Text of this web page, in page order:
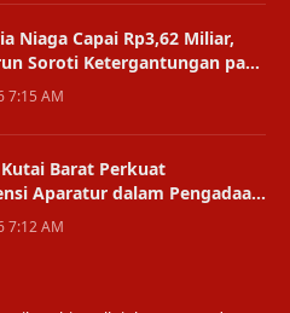
Niaga Capai Rp3,62 Miliar,
Soroti Ketergantungan pada
7:15 AM
Barat Perkuat
Aparatur dalam Pengadaan
7:12 AM